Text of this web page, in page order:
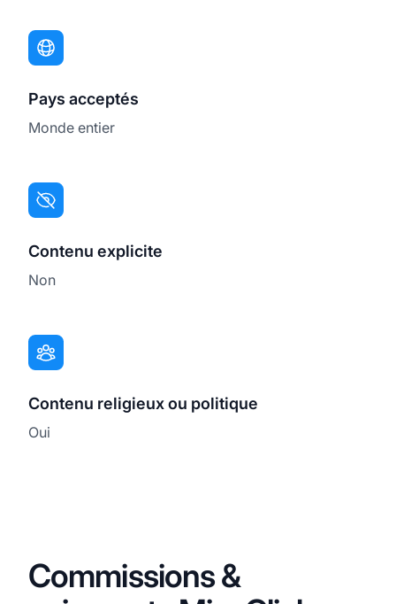
Pays acceptés
Monde entier
Contenu explicite
Non
Contenu religieux ou politique
Oui
Commissions &